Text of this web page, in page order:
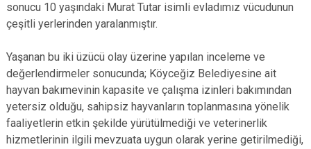
sonucu 10 yaşındaki Murat Tutar isimli evladımız vücudunun
çeşitli yerlerinden yaralanmıştır.
Yaşanan bu iki üzücü olay üzerine yapılan inceleme ve
değerlendirmeler sonucunda; Köyceğiz Belediyesine ait
hayvan bakımevinin kapasite ve çalışma izinleri bakımından
yetersiz olduğu, sahipsiz hayvanların toplanmasına yönelik
faaliyetlerin etkin şekilde yürütülmediği ve veterinerlik
hizmetlerinin ilgili mevzuata uygun olarak yerine getirilmediği,